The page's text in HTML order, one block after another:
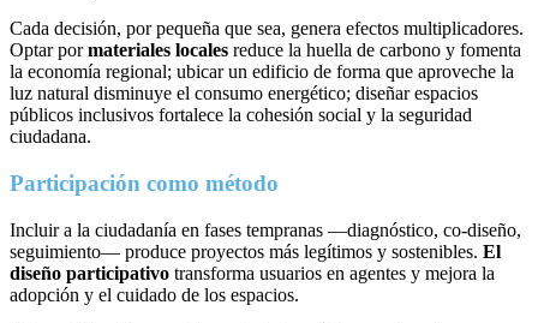
Cada decisión, por pequeña que sea, genera efectos multiplicadores.
Optar pormateriales locales reduce la huella de carbono y fomenta
la economía regional; ubicar un edificio de forma que aproveche la
luz natural disminuye el consumo energético; diseñar espacios
públicos inclusivos fortalece la cohesión social y la seguridad
ciudadana.
Participación como método
Incluir a la ciudadanía en fases tempranas —diagnóstico, co-diseño,
seguimiento— produce proyectos más legítimos y sostenibles. El
diseño participativo transforma usuarios en agentes y mejora la
adopción y el cuidado de los espacios.